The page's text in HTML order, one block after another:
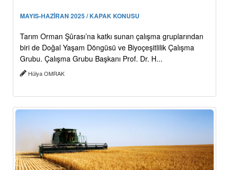
MAYIS-HAZİRAN 2025 / KAPAK KONUSU
Tarım Orman Şûrası’na katkı sunan çalışma gruplarından
biri de Doğal Yaşam Döngüsü ve Biyoçeşitlilik Çalışma
Grubu. Çalışma Grubu Başkanı Prof. Dr. H...
Hülya OMRAK